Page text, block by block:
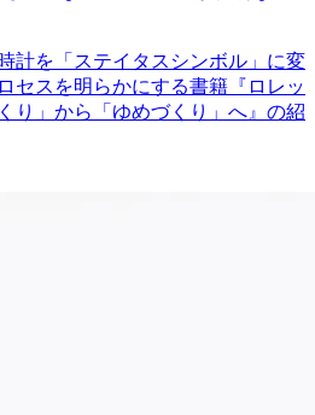
計を「ステイタスシンボル」に変
セスを明らかにする書籍『ロレッ
り」から「ゆめづくり」へ』の紹